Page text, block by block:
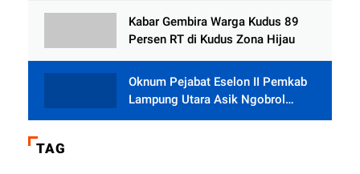
Rumah dari BAZNAS
Kabar Gembira Warga Kudus 89
Persen RT di Kudus Zona Hijau
Oknum Pejabat Eselon II Pemkab
Lampung Utara Asik Ngobrol
Dengan Teman Kencan Wanitanya
TAG